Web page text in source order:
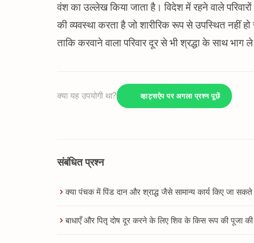
वंश का उल्लेख किया जाता है। विदेश में रहने वाले
की व्यवस्था करता है जो शारीरिक रूप से उपस्थित नहीं
ताकि करवाने वाला परिवार दूर से भी श्रद्धा के साथ भाग
क्या यह उपयोगी था? व्हाट्सऐप पर अगला प्रश्न पूछें
संबंधित प्रश्न
क्या पंचक में पिंड दान और श्राद्ध जैसे सामान्य कार्य किए जा
बाधाएँ और पितृ दोष दूर करने के लिए शिव के किस रूप की पूजा की